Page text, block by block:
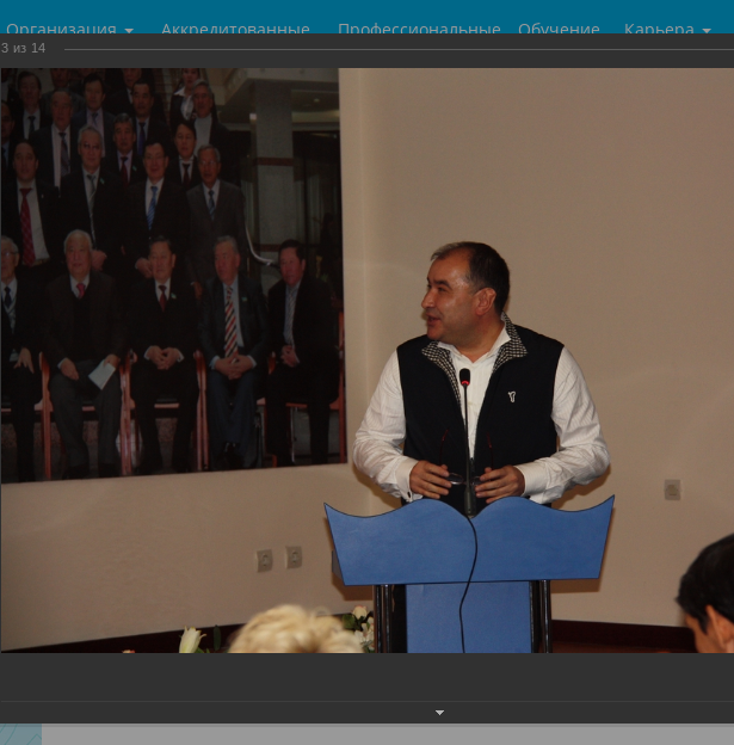
Организация
Аккредитованные
центры
Профессиональные
бухгалтеры
Обучение Карьера
Фотогалерея
День Бухгалтера
05.06.2015
3 из 14